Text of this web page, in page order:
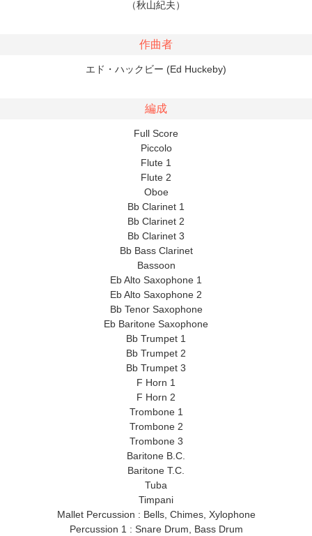
（秋山紀夫）
作曲者
エド・ハックビー (Ed Huckeby)
編成
Full Score
Piccolo
Flute 1
Flute 2
Oboe
Bb Clarinet 1
Bb Clarinet 2
Bb Clarinet 3
Bb Bass Clarinet
Bassoon
Eb Alto Saxophone 1
Eb Alto Saxophone 2
Bb Tenor Saxophone
Eb Baritone Saxophone
Bb Trumpet 1
Bb Trumpet 2
Bb Trumpet 3
F Horn 1
F Horn 2
Trombone 1
Trombone 2
Trombone 3
Baritone B.C.
Baritone T.C.
Tuba
Timpani
Mallet Percussion : Bells, Chimes, Xylophone
Percussion 1 : Snare Drum, Bass Drum